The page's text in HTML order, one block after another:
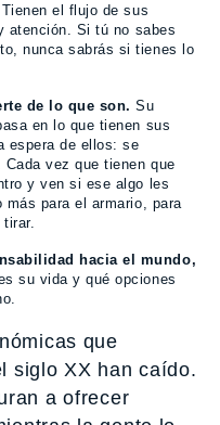
el flujo de sus
atención. Si tú no sabes
nunca sabrás si tienes lo
de lo que son. Su
en lo que tienen sus
espera de ellos: se
vez que tienen que
y ven si ese algo les
para el armario, para
hacia el mundo,
su vida y qué opciones
que
siglo XX han caído.
a ofrecer